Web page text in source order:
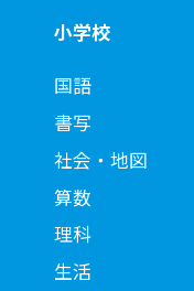
小学校
国語
書写
社会・地図
算数
理科
生活